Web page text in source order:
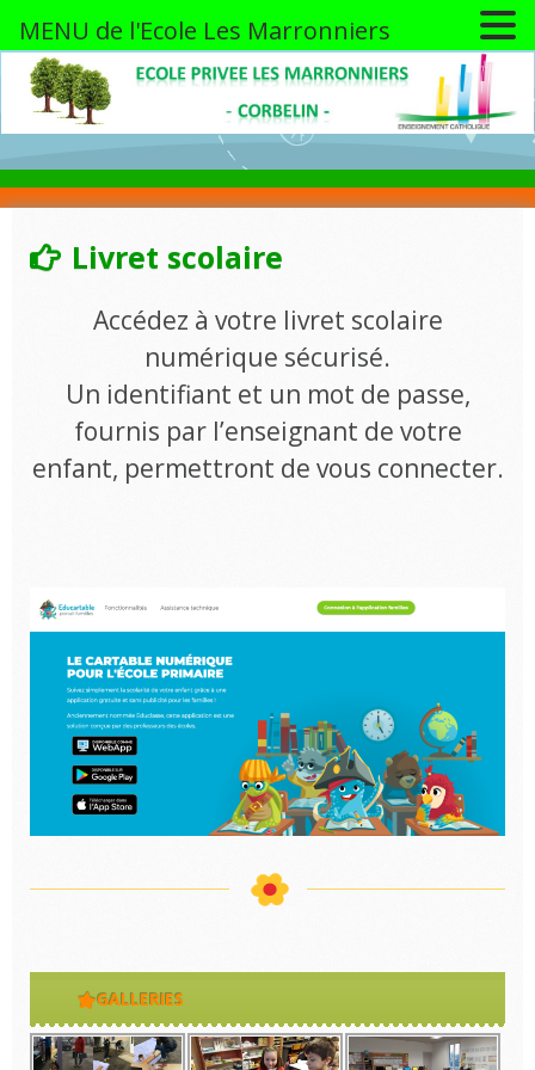
content
Livret scolaire
Accédez à votre livret scolaire
numérique sécurisé.
Un identifiant et un mot de passe,
fournis par l’enseignant de votre
enfant, permettront de vous connecter.
GALLERIES
MENU de l'Ecole Les Marronniers